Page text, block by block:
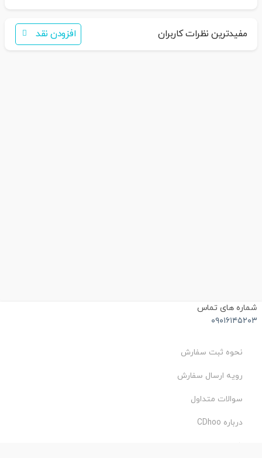
مفیدترین نظرات کاربران افزودن نقد
شماره های تماس
۰۹۰۱۶۱۴۵۲۰۳
نحوه ثبت سفارش
رویه ارسال سفارش
سوالات متداول
درباره CDhoo